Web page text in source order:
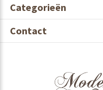
Categorieën
Contact